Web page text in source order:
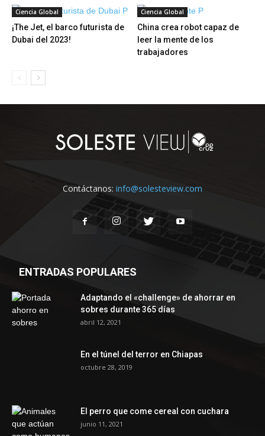
Ciencia Global
¡The Jet, el barco futurista de
Dubai del 2023!
Ciencia Global
China crea robot capaz de
leer la mente de los
trabajadores
Contáctanos: info@solesteview.com
ENTRADAS POPULARES
Adaptando el «challenge» de ahorrar en
sobres durante 365 días
abril 12, 2021
En el túnel del terror en Chiapas
octubre 28, 2019
El perro que come cereal con cuchara
junio 11, 2021